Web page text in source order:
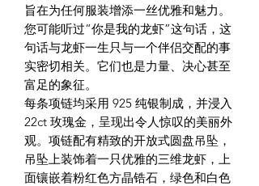
旨在为任何服装增添一丝优雅和魅力。
您可能听过“你是我的龙虾”这句话，这
句话与龙虾一生只与一个伴侣交配的事
实密切相关。它们也是力量、决心甚至
富足的象征。
每条项链均采用 925 纯银制成，并浸入
22ct 玫瑰金，呈现出令人惊叹的美丽外
观。项链配有精致的开放式圆盘吊坠，
吊坠上装饰着一只优雅的三维龙虾，上
面镶嵌着粉红色方晶锆石，绿色和白色